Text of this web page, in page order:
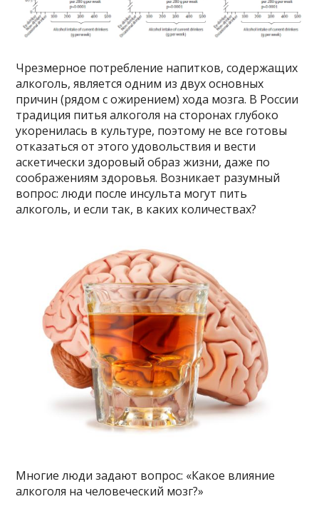
Чрезмерное потребление напитков, содержащих
алкоголь, является одним из двух основных
причин (рядом с ожирением) хода мозга. В России
традиция питья алкоголя на сторонах глубоко
укоренилась в культуре, поэтому не все готовы
отказаться от этого удовольствия и вести
аскетически здоровый образ жизни, даже по
соображениям здоровья. Возникает разумный
вопрос: люди после инсульта могут пить
алкоголь, и если так, в каких количествах?
Многие люди задают вопрос: «Какое влияние
алкоголя на человеческий мозг?»